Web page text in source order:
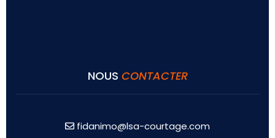
NOUS CONTACTER
fidanimo@lsa-courtage.com